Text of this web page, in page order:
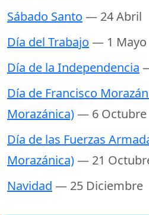
Sábado Santo — 24 Abril
Día del Trabajo — 1 Mayo
Día de la Independencia
Día de Francisco
Morazánica)— 6 Octubre
Día de las Fuerzas
Morazánica)— 21
Navidad — 25 Diciembre